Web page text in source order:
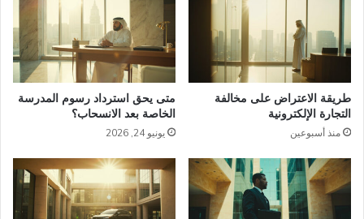
طريقة الاعتراض على مخالفة
التجارة الإلكترونية
منذ أسبوعين
متى يحق استرداد رسوم المدرسة
الخاصة بعد الانسحاب؟
يونيو 24, 2026